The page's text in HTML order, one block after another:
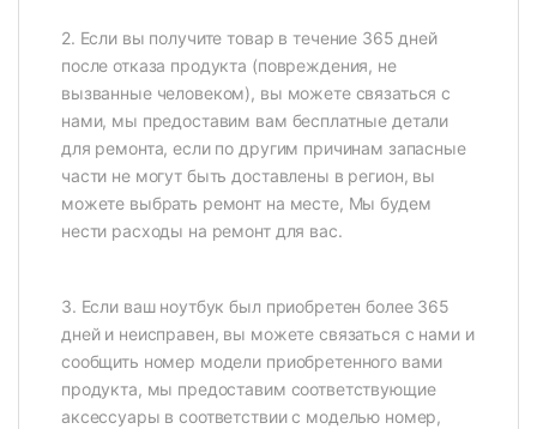
2. Если вы получите товар в течение 365 дней
после отказа продукта (повреждения, не
вызванные человеком), вы можете связаться с
нами, мы предоставим вам бесплатные детали
для ремонта, если по другим причинам запасные
части не могут быть доставлены в регион, вы
можете выбрать ремонт на месте, Мы будем
нести расходы на ремонт для вас.
3. Если ваш ноутбук был приобретен более 365
дней и неисправен, вы можете связаться с нами и
сообщить номер модели приобретенного вами
продукта, мы предоставим соответствующие
аксессуары в соответствии с моделью номер,